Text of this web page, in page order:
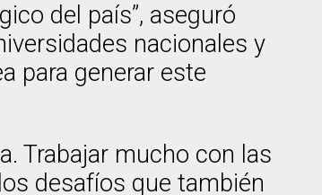
del país”, aseguró
nacionales y
para generar este
Trabajar mucho con las
desafíos que también